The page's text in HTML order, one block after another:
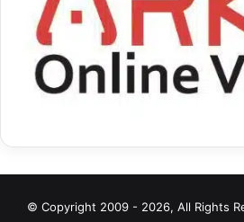
© Copyright 2009 - 2026, All Rights